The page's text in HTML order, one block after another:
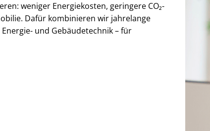
weniger Energiekosten, geringere CO₂-
Dafür kombinieren wir jahrelange
und Gebäudetechnik – für